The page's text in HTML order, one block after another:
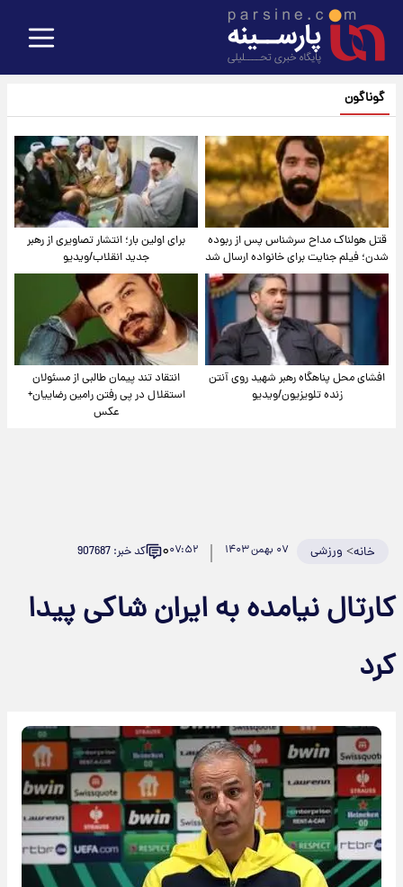
گوناگون
قتل هولناک مداح سرشناس پس از ربوده
شدن؛ فیلم جنایت برای خانواده ارسال شد
برای اولین بار؛ انتشار تصاویری از رهبر
جدید انقلاب/ویدیو
افشای محل پناهگاه‌ رهبر شهید روی آنتن
زنده تلویزیون/ویدیو
انتقاد تند پیمان طالبی از مسئولان
استقلال در پی رفتن رامین رضاییان+
عکس
خانه> ورزشی ۰۷ بهمن ۱۴۰۳ ۰۷:۵۲۰ کد خبر: 907687
کارتال نیامده به ایران شاکی پیدا
کرد